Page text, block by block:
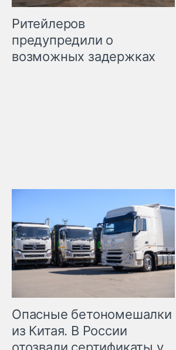
Ритейлеров
предупредили о
возможных задержках
Опасные бетономешалки
из Китая. В России